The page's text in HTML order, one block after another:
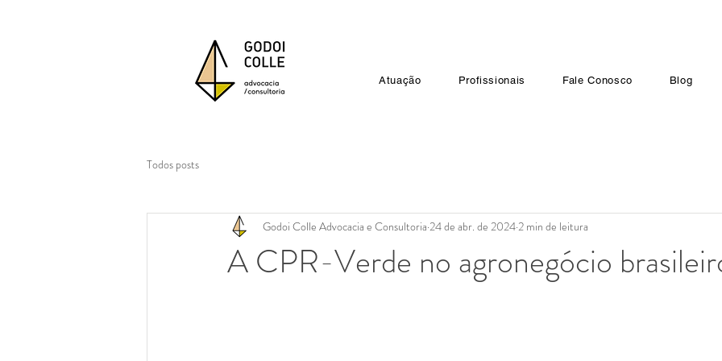
Atuação Profissionais Fale Conosco Blog
Todos posts
A CPR-Verde no agronegócio
Godoi Colle Advocacia e Consultoria 24 de abr. de 2024 2 min de leitura